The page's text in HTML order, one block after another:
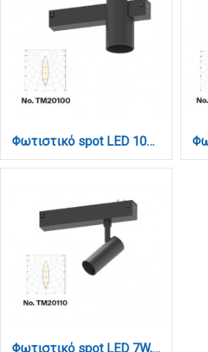
Φωτιστικό spot LED 10W, 3CCT, 24° για μαγνητική ράγα 220V, σε μαύρη απόχρωση D:6x9.5cm (TM20100)
Φωτιστικό spot LED 7W, 3CCT, 24° για μαγνητική ράγα 220V, σε μαύρη απόχρωση D:3,5x8cm (TM20110)